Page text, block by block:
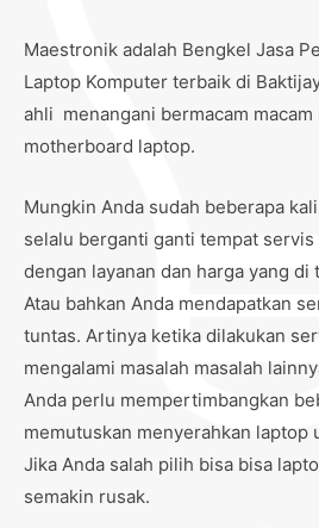
Maestronik adalah Bengkel Jasa
Laptop Komputer terbaik di
ahli menangani bermacam macam
motherboard laptop.
Mungkin Anda sudah beberapa
selalu berganti ganti tempat servis
dengan layanan dan harga yang
Atau bahkan Anda mendapatkan
tuntas. Artinya ketika dilakukan
mengalami masalah masalah
Anda perlu mempertimbangkan
memutuskan menyerahkan laptop
Jika Anda salah pilih bisa bisa
semakin rusak.